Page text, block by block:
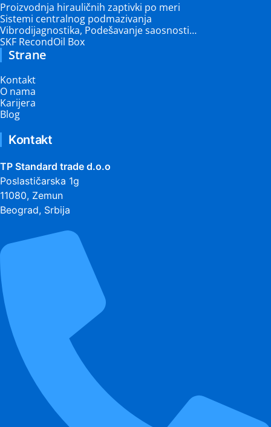
Proizvodnja hirauličnih zaptivki po meri
Sistemi centralnog podmazivanja
Vibrodijagnostika, Podešavanje saosnosti…
SKF RecondOil Box
Strane
Kontakt
O nama
Karijera
Blog
Kontakt
TP Standard trade d.o.o
Poslastičarska 1g
11080, Zemun
Beograd, Srbija